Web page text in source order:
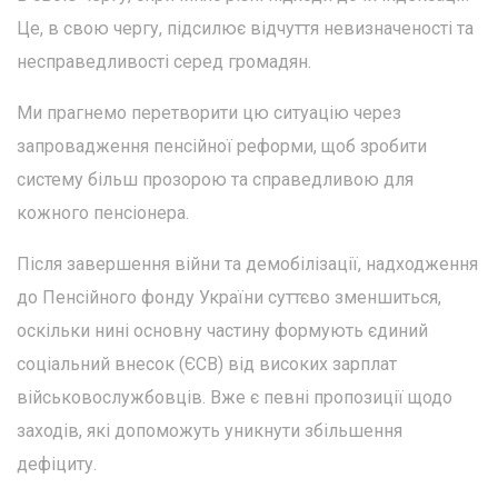
Це, в свою чергу, підсилює відчуття невизначеності та
несправедливості серед громадян.
Ми прагнемо перетворити цю ситуацію через
запровадження пенсійної реформи, щоб зробити
систему більш прозорою та справедливою для
кожного пенсіонера.
Після завершення війни та демобілізації, надходження
до Пенсійного фонду України суттєво зменшиться,
оскільки нині основну частину формують єдиний
соціальний внесок (ЄСВ) від високих зарплат
військовослужбовців. Вже є певні пропозиції щодо
заходів, які допоможуть уникнути збільшення
дефіциту.